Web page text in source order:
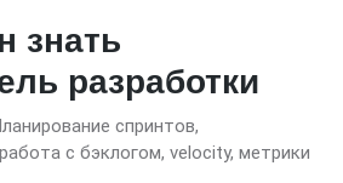
знать
разработки
спринтов,
с бэклогом, velocity, метрики